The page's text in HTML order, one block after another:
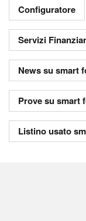
Configuratore
Servizi
News su smart
Prove su smart
Listino usato